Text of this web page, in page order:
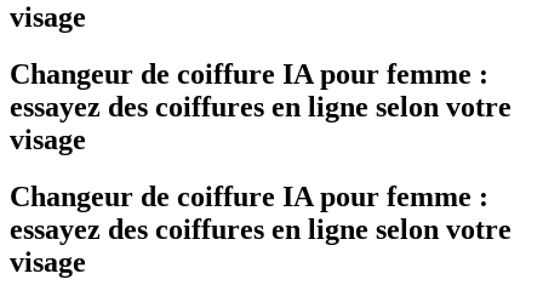
visage
Changeur de coiffure IA pour femme :
essayez des coiffures en ligne selon votre
visage
Changeur de coiffure IA pour femme :
essayez des coiffures en ligne selon votre
visage